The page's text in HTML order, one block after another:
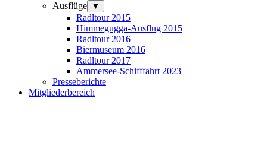
Ausflüge
▼
Radltour 2015
Himmegugga-Ausflug 2015
Radltour 2016
Biermuseum 2016
Radltour 2017
Ammersee-Schifffahrt 2023
Presseberichte
Mitgliederbereich